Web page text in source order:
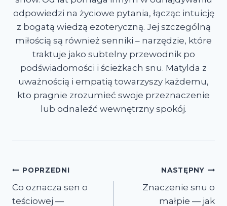
odpowiedzi na życiowe pytania, łącząc intuicję
z bogatą wiedzą ezoteryczną. Jej szczególną
miłością są również senniki – narzędzie, które
traktuje jako subtelny przewodnik po
podświadomości i ścieżkach snu. Matylda z
uważnością i empatią towarzyszy każdemu,
kto pragnie zrozumieć swoje przeznaczenie
lub odnaleźć wewnętrzny spokój.
Nawigacja
wpisu
POPRZEDNI
Co oznacza sen o
teściowej —
NASTĘPNY
Znaczenie snu o
małpie — jak